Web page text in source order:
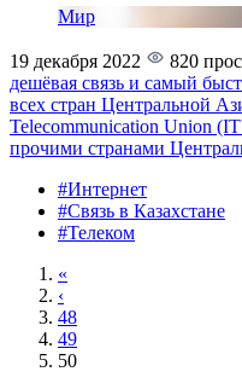
Мир
19 декабря 2022 820
дешёвая связь и самый
всех стран Центральной
Telecommunication Union
прочими странами
#Интернет
#Связь в Казахстане
#Телеком
«
‹
48
49
50